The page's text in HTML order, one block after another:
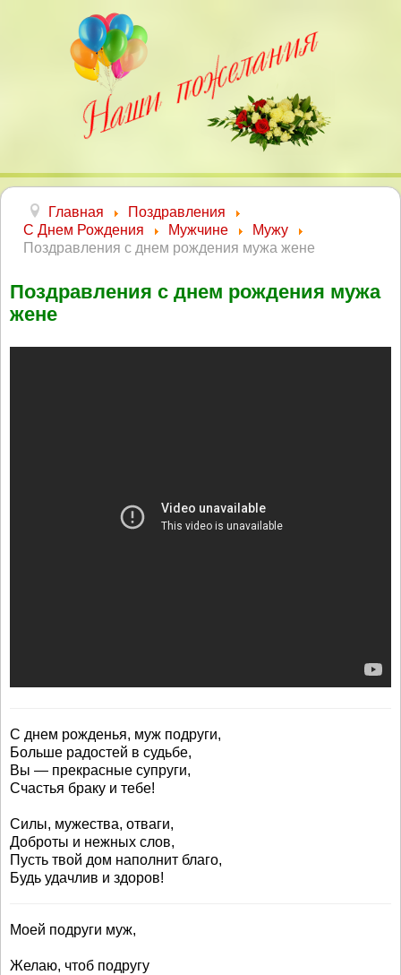
Главная
Поздравления
С Днем Рождения
Мужчине
Мужу
Поздравления с днем рождения мужа жене
Поздравления с днем рождения мужа
жене
С днем рожденья, муж подруги,
Больше радостей в судьбе,
Вы — прекрасные супруги,
Счастья браку и тебе!
Силы, мужества, отваги,
Доброты и нежных слов,
Пусть твой дом наполнит благо,
Будь удачлив и здоров!
Моей подруги муж,
Желаю, чтоб подругу